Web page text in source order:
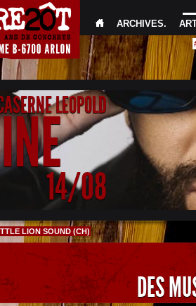
ARCHIVES.
LEOPOLD
14/08
LION SOUND (CH)
DES